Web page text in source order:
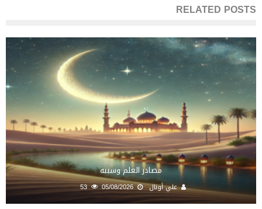
RELATED POSTS
مصادر العلم وسببه
علي أونال 05/08/2026
53